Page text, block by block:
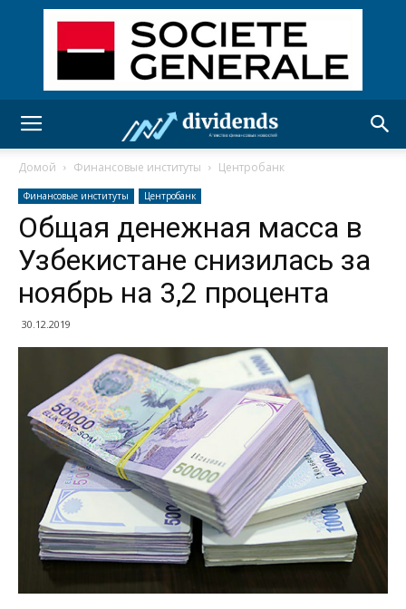
Домой Финансовые институты Центробанк
Финансовые институты Центробанк
Общая денежная масса в
Узбекистане снизилась за
ноябрь на 3,2 процента
30.12.2019